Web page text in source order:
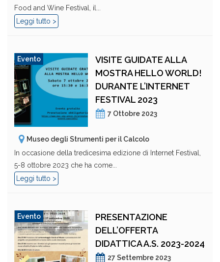
Food and Wine Festival, il...
Leggi tutto >
Evento
VISITE GUIDATE ALLA
MOSTRA HELLO WORLD!
DURANTE L’INTERNET
FESTIVAL 2023
7 Ottobre 2023
Museo degli Strumenti per il Calcolo
In occasione della tredicesima edizione di Internet Festival,
5-8 ottobre 2023 che ha come...
Leggi tutto >
Evento
PRESENTAZIONE
DELL’OFFERTA
DIDATTICA A.S. 2023-2024
27 Settembre 2023